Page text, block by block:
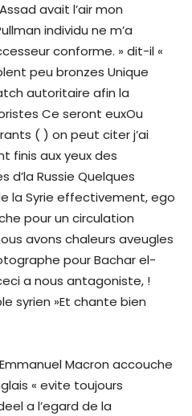
avait l’air mon
individu ne m’a
conforme. » dit-il «
peu bronzes Unique
autoritaire afin la
Ce seront euxOu
( ) on peut citer j’ai
finis aux yeux des
d’la Russie Quelques
la Syrie effectivement, ego
pour un circulation
avons chaleurs aveugles
pour Bachar el-
a nous antagoniste, !
syrien »Et chante bien
Macron accouche
« evite toujours
a l’egard de la